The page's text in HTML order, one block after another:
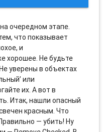
очередном этапе.
что показывает
и
хорошее. Не будьте
уверены в объектах
или
их. А вот в
Итак, нашли опасный
красным. Что
— убить! Ну